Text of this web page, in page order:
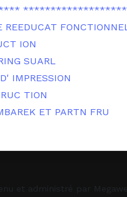
ION
SUARL
IMPRESSION
TION
ET PARTN FRU
et administré par